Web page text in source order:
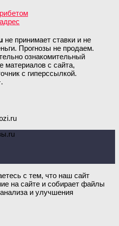
не принимает ставки и не
Прогнозы не продаем.
ознакомительный
материалов с сайта,
с гиперссылкой.
с тем, что наш сайт
на сайте и собирает файлы
и улучшения